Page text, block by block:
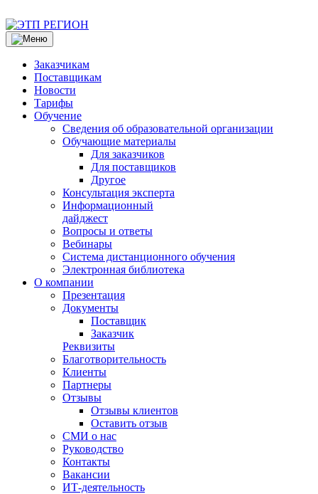
Заказчикам
Поставщикам
Новости
Тарифы
Обучение
Сведения об образовательной организации
Обучающие материалы
Для заказчиков
Для поставщиков
Другое
Консультация эксперта
Информационный
дайджест
Вопросы и ответы
Вебинары
Система дистанционного обучения
Электронная библиотека
О компании
Презентация
Документы
Поставщик
Заказчик
Реквизиты
Благотворительность
Клиенты
Партнеры
Отзывы
Отзывы клиентов
Оставить отзыв
СМИ о нас
Руководство
Контакты
Вакансии
ИТ-деятельность